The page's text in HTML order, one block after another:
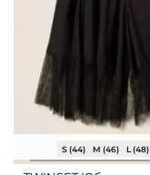
S (44) M (46) L (48)